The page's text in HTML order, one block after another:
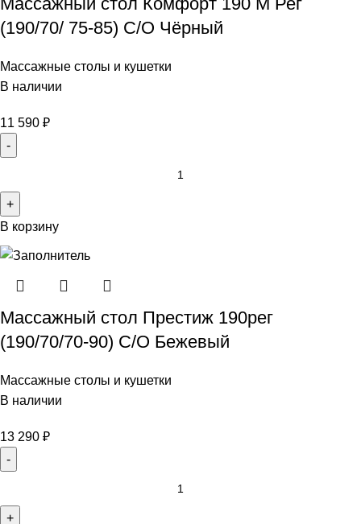
(190/70/ 75-85) С/О Чёрный
Массажные столы и кушетки
В наличии
11 590 ₽
В корзину
Массажный стол Престиж 190рег
(190/70/70-90) С/О Бежевый
Массажные столы и кушетки
В наличии
13 290 ₽